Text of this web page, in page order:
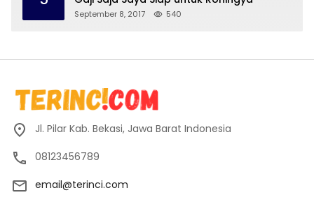
September 8, 2017 540
Jl. Pilar Kab. Bekasi, Jawa Barat Indonesia
08123456789
email@terinci.com